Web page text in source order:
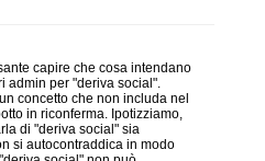
capire che cosa intendano
admin per "deriva social".
concetto che non includa nel
in riconferma. Ipotizziamo,
di "deriva social" sia
si autocontraddica in modo